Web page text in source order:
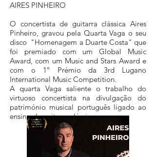
AIRES PINHEIRO
O concertista de guitarra clássica Aires
Pinheiro, gravou pela Quarta Vaga o seu
disco "Homenagem a Duarte Costa" que
foi premiado com um Global Music
Award, com um Music and Stars Award e
com o 1º Prémio da 3rd Lugano
International Music Competition.
A quarta Vaga saliente o trabalho do
virtuoso concertista na divulgação do
património musical português ligado ao
ensino da guitarra clássica.